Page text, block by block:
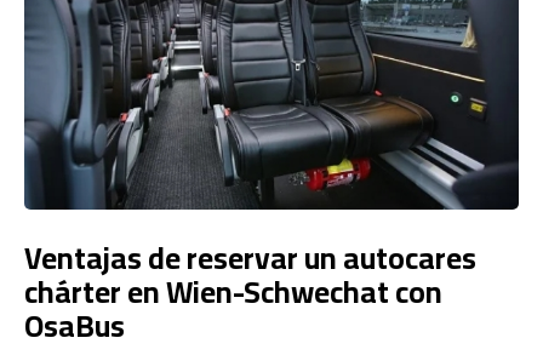
Ventajas de reservar un autocares
chárter en Wien-Schwechat con
OsaBus